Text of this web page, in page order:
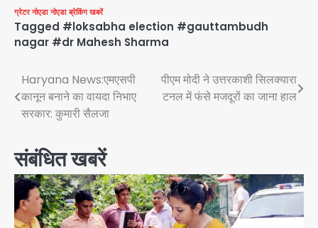
ग्रेटर नोएडा नोएडा ब्रेकिंग खबरें
Tagged #loksabha election #gauttambudh
nagar #dr Mahesh Sharma
Post
navigation
Haryana News:एमएसपी
कानून बनाने का वायदा निभाए
सरकार: कुमारी सैलजा
पीएम मोदी ने उत्तरकाशी सिलक्यारा
टनल में फंसे मजदूरों का जाना हाल
संबंधित खबरें